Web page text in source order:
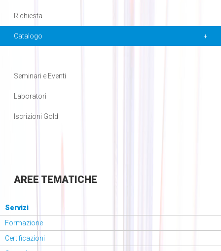
Richiesta
Catalogo
Seminari e Eventi
Laboratori
Iscrizioni Gold
AREE TEMATICHE
Servizi
Formazione
Certificazioni